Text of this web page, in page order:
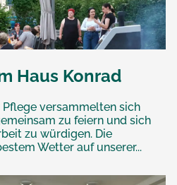
Haus Konrad
versammelten sich
zu feiern und sich
zu würdigen. Die
Wetter auf unserer...